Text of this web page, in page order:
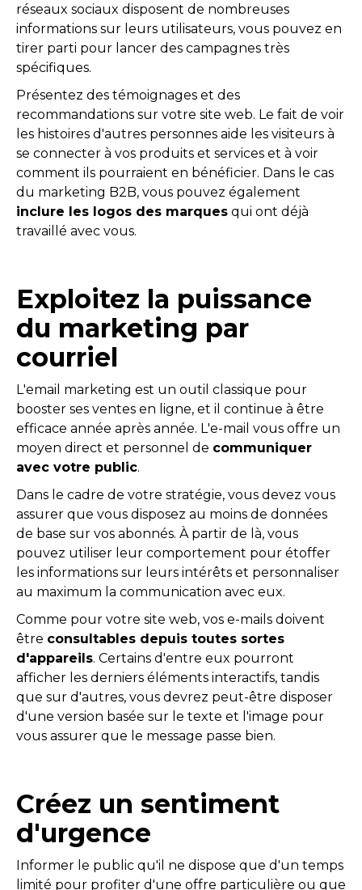
réseaux sociaux disposent de nombreuses
informations sur leurs utilisateurs, vous pouvez en
tirer parti pour lancer des campagnes très
spécifiques.
Présentez des témoignages et des
recommandations sur votre site web. Le fait de voir
les histoires d'autres personnes aide les visiteurs à
se connecter à vos produits et services et à voir
comment ils pourraient en bénéficier. Dans le cas
du marketing B2B, vous pouvez également
inclure les logos des marques qui ont déjà
travaillé avec vous.
Exploitez la puissance
du marketing par
courriel
L'email marketing est un outil classique pour
booster ses ventes en ligne, et il continue à être
efficace année après année. L'e-mail vous offre un
moyen direct et personnel de communiquer
avec votre public.
Dans le cadre de votre stratégie, vous devez vous
assurer que vous disposez au moins de données
de base sur vos abonnés. À partir de là, vous
pouvez utiliser leur comportement pour étoffer
les informations sur leurs intérêts et personnaliser
au maximum la communication avec eux.
Comme pour votre site web, vos e-mails doivent
être consultables depuis toutes sortes
d'appareils. Certains d'entre eux pourront
afficher les derniers éléments interactifs, tandis
que sur d'autres, vous devrez peut-être disposer
d'une version basée sur le texte et l'image pour
vous assurer que le message passe bien.
Créez un sentiment
d'urgence
Informer le public qu'il ne dispose que d'un temps
limité pour profiter d'une offre particulière ou que